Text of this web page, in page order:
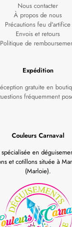
Nous contacter
À propos de nous
Précautions feu d'artifice
Envois et retours
Politique de
Expédition
gratuite en
fréquemment
Couleurs Carnaval
en
et cotillons située à
(Marloie).